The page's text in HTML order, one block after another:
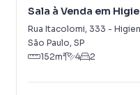
O layout inteligente
tanto para quem busca
quanto para quem
iluminação, tornando os
Sala à Venda em
Rua Itacolomi, 333 -
São Paulo, SP
152m² 4 2